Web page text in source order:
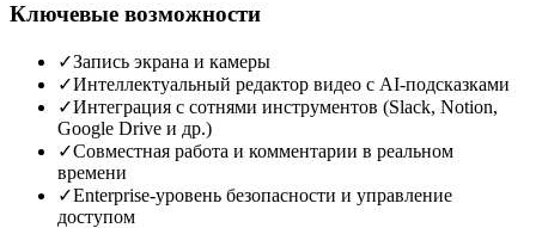
Ключевые возможности
✓Запись экрана и камеры
✓Интеллектуальный редактор видео с AI‑подсказками
✓Интеграция с сотнями инструментов (Slack, Notion,
Google Drive и др.)
✓Совместная работа и комментарии в реальном
времени
✓Enterprise‑уровень безопасности и управление
доступом